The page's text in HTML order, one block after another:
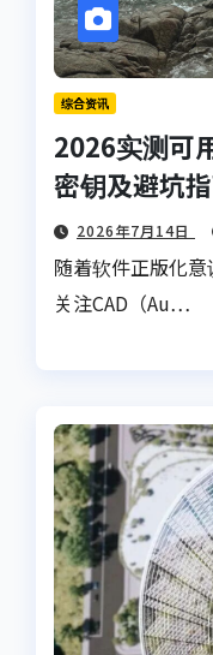
综合资讯
2026实测可
密钥及避坑
2026年7月14日
随着软件正版化
关注CAD（Au…